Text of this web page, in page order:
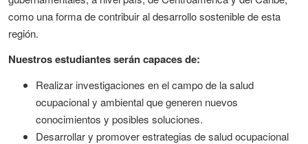
como una forma de contribuir al desarrollo sostenible de esta
región.
Nuestros estudiantes serán capaces de:
Realizar investigaciones en el campo de la salud
ocupacional y ambiental que generen nuevos
conocimientos y posibles soluciones.
Desarrollar y promover estrategias de salud ocupacional